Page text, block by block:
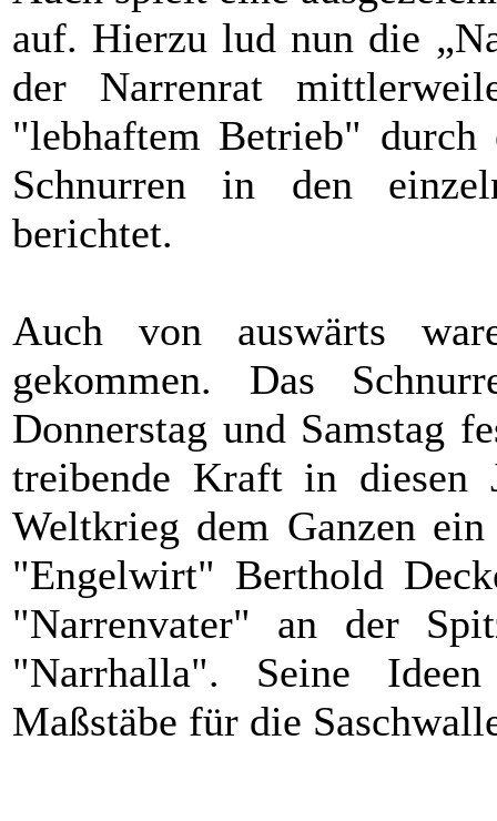
auf. Hierzu lud nun die
der Narrenrat
"lebhaftem Betrieb"
Schnurren in den
berichtet.
Auch von auswärts
gekommen. Das
Donnerstag und Samstag
treibende Kraft in diesen
Weltkrieg dem Ganzen
"Engelwirt" Berthold
"Narrenvater" an der
"Narrhalla". Seine
Maßstäbe für die